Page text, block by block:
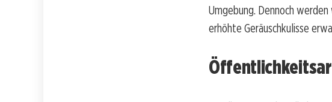
Umgebung. Dennoch
erhöhte Geräuschkulisse